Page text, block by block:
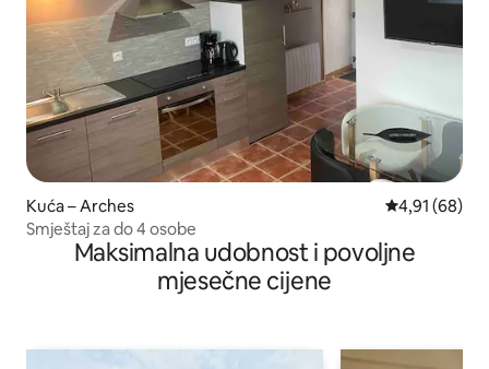
Kuća – Arches Prosječna
4,91 (68)
Smještaj za do 4 osobe
Maksimalna udobnost i povoljne
mjesečne cijene